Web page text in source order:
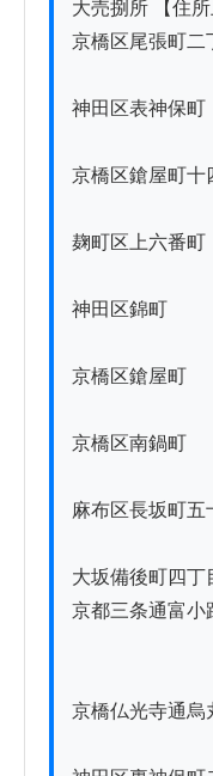
大売捌所 【住所
京橋区尾張町二
神田区表神保町
京橋区鎗屋町十
麹町区上六番
神田区錦町　
京橋区鎗屋町
京橋区南鍋町　
麻布区長坂町
大坂備後町四
京都三条通富小
京橋仏光寺通烏